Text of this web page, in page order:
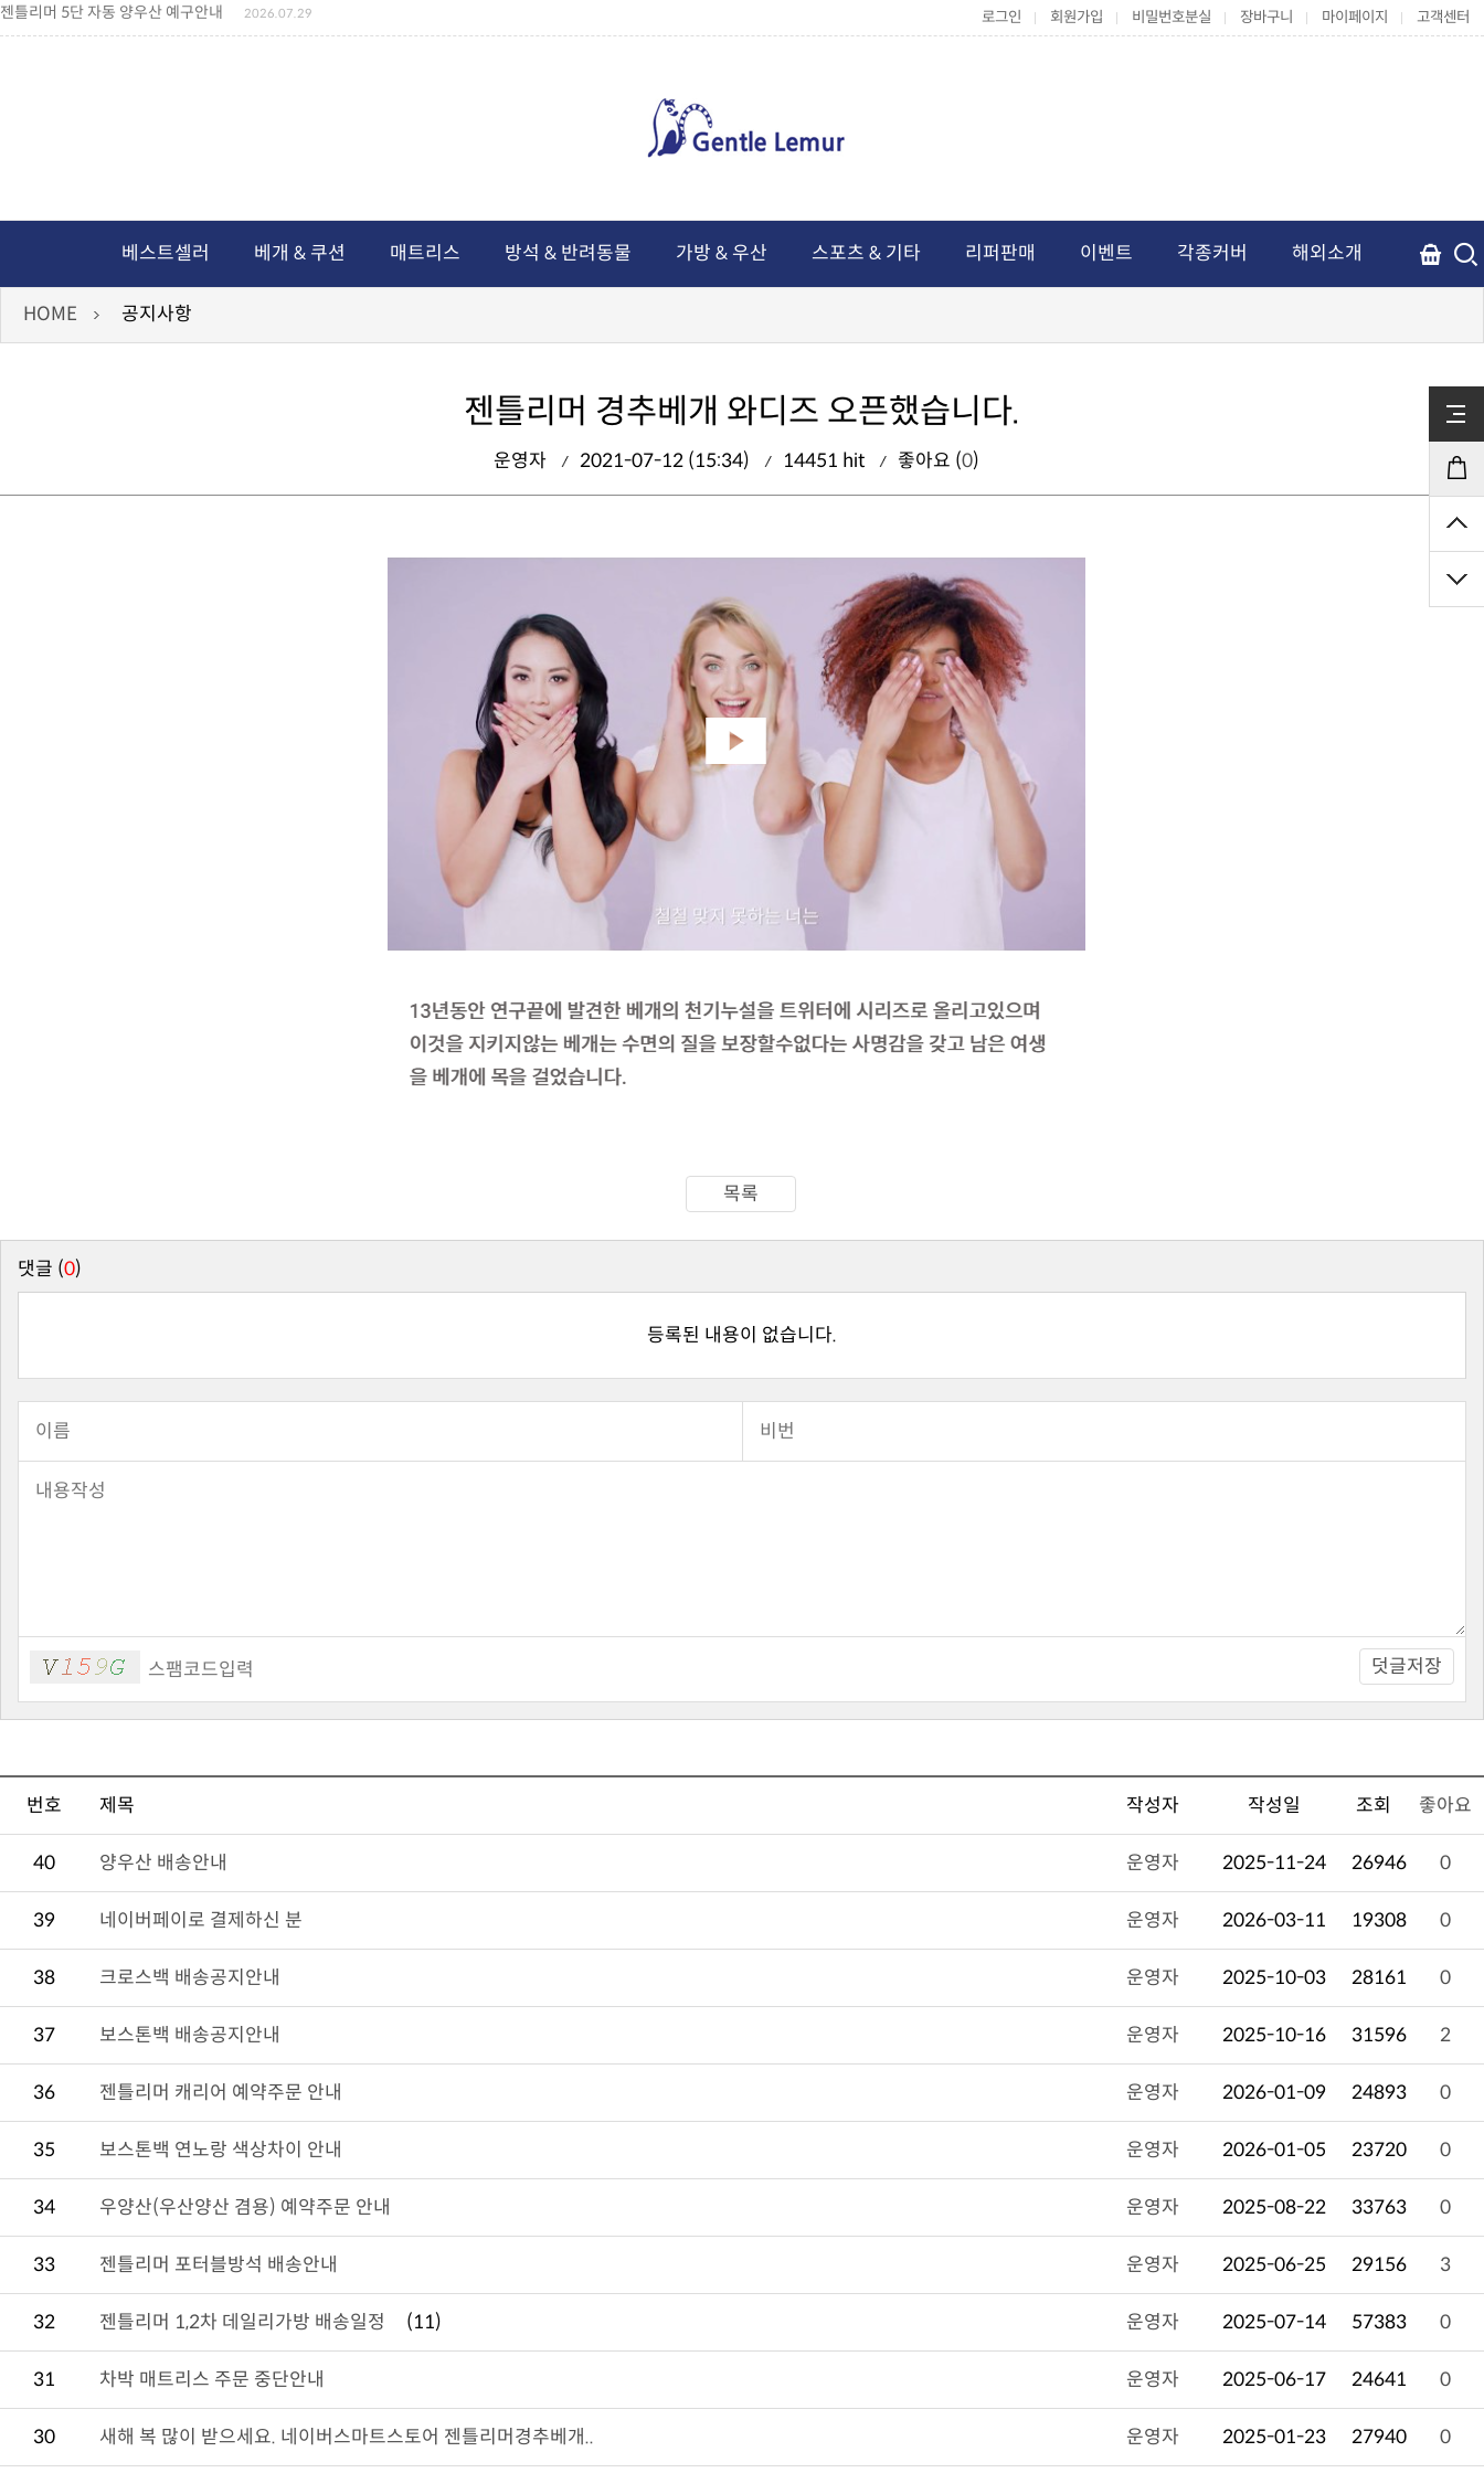
젠틀리머 5단 자동 양우산 예구안내 2026.07.29
젠틀리머 메모리제품 가격인상 안내 2026.07.27
독서쿠션 2차 예구안내 2026.08.04
로그인 회원가입 비밀번호분실 장바구니 마이페이지 고객센터
베스트셀러 베개 & 쿠션 매트리스 방석 & 반려동물 가방 & 우산 스포츠 & 기타 리퍼판매 이벤트 각종커버 해외소개
HOME 공지사항
젠틀리머 경추베개 와디즈 오픈했습니다.
운영자 2021-07-12 (15:34) 14451 hit 좋아요 (0)
목록
댓글 (0)
등록된 내용이 없습니다.
덧글저장
번호 제목 작성자 작성일 조회 좋아요
40 양우산 배송안내 운영자 2025-11-24 26946 0
39 네이버페이로 결제하신 분 운영자 2026-03-11 19308 0
38 크로스백 배송공지안내 운영자 2025-10-03 28161 0
37 보스톤백 배송공지안내 운영자 2025-10-16 31596 2
36 젠틀리머 캐리어 예약주문 안내 운영자 2026-01-09 24893 0
35 보스톤백 연노랑 색상차이 안내 운영자 2026-01-05 23720 0
34 우양산(우산양산 겸용) 예약주문 안내 운영자 2025-08-22 33763 0
33 젠틀리머 포터블방석 배송안내 운영자 2025-06-25 29156 3
32 젠틀리머 1,2차 데일리가방 배송일정 (11) 운영자 2025-07-14 57383 0
31 차박 매트리스 주문 중단안내 운영자 2025-06-17 24641 0
30 새해 복 많이 받으세요. 네이버스마트스토어 젠틀리머경추베개.. 운영자 2025-01-23 27940 0